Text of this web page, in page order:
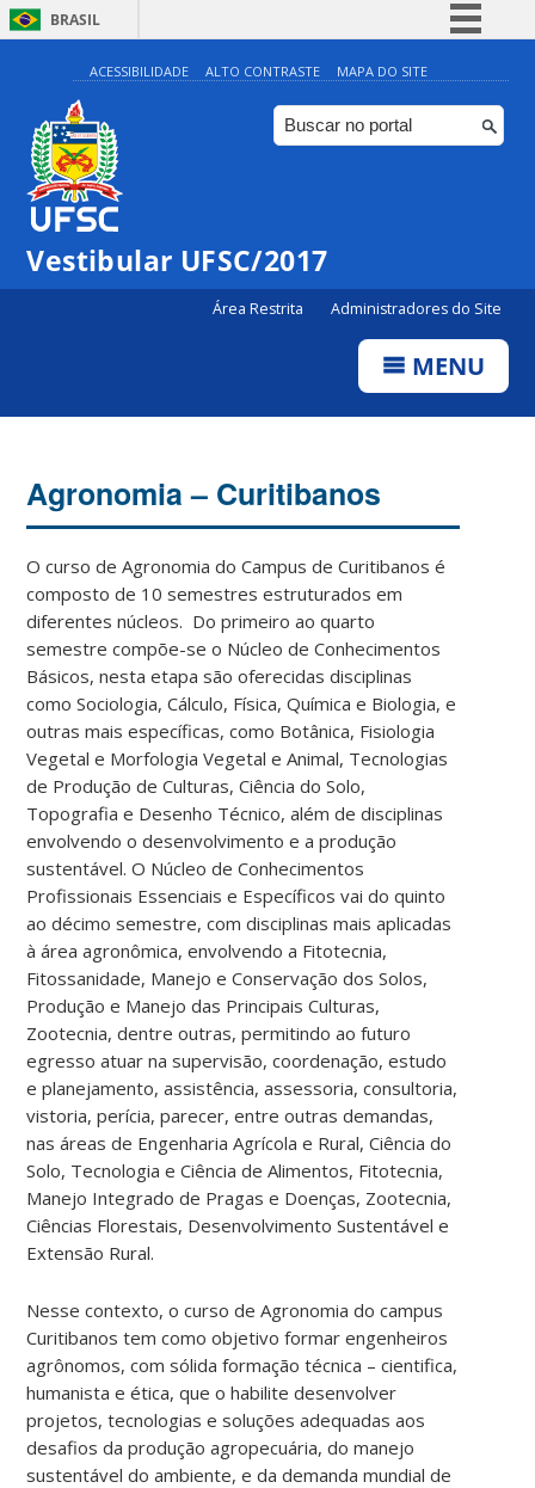
BRASIL
Simplifique!
Comunica BR
Participe
ACESSIBILIDADE ALTO CONTRASTE MAPA DO SITE
Vestibular UFSC/2017
Área Restrita Administradores do Site
MENU
Agronomia – Curitibanos
O curso de Agronomia do Campus de Curitibanos é
composto de 10 semestres estruturados em
diferentes núcleos. Do primeiro ao quarto
semestre compõe-se o Núcleo de Conhecimentos
Básicos, nesta etapa são oferecidas disciplinas
como Sociologia, Cálculo, Física, Química e Biologia, e
outras mais específicas, como Botânica, Fisiologia
Vegetal e Morfologia Vegetal e Animal, Tecnologias
de Produção de Culturas, Ciência do Solo,
Topografia e Desenho Técnico, além de disciplinas
envolvendo o desenvolvimento e a produção
sustentável. O Núcleo de Conhecimentos
Profissionais Essenciais e Específicos vai do quinto
ao décimo semestre, com disciplinas mais aplicadas
à área agronômica, envolvendo a Fitotecnia,
Fitossanidade, Manejo e Conservação dos Solos,
Produção e Manejo das Principais Culturas,
Zootecnia, dentre outras, permitindo ao futuro
egresso atuar na supervisão, coordenação, estudo
e planejamento, assistência, assessoria, consultoria,
vistoria, perícia, parecer, entre outras demandas,
nas áreas de Engenharia Agrícola e Rural, Ciência do
Solo, Tecnologia e Ciência de Alimentos, Fitotecnia,
Manejo Integrado de Pragas e Doenças, Zootecnia,
Ciências Florestais, Desenvolvimento Sustentável e
Extensão Rural.
Nesse contexto, o curso de Agronomia do campus
Curitibanos tem como objetivo formar engenheiros
agrônomos, com sólida formação técnica – cientifica,
humanista e ética, que o habilite desenvolver
projetos, tecnologias e soluções adequadas aos
desafios da produção agropecuária, do manejo
sustentável do ambiente, e da demanda mundial de